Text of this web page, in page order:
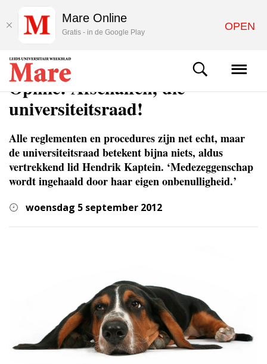
COLUMNS & OPINIE
Opinie: Afschaffen, die
universiteitsraad!
Alle reglementen en procedures zijn net echt, maar
de universiteitsraad betekent bijna niets, aldus
vertrekkend lid Hendrik Kaptein. ‘Medezeggenschap
wordt ingehaald door haar eigen onbenulligheid.’
woensdag 5 september 2012
Mare Online
Gratis - in de Google Play OPEN